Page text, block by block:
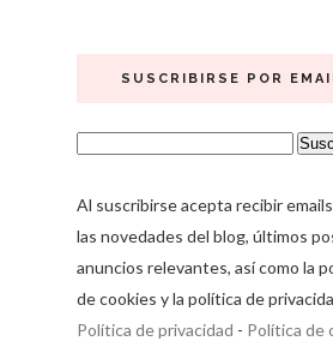
SUSCRIBIRSE POR
Al suscribirse acepta recibir
las novedades del blog, últimos
anuncios relevantes, así como la
de cookies y la política de
Política de privacidad - Política de